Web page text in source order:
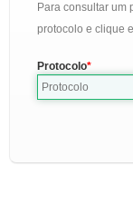
Para consultar um
protocolo e clique
Protocolo